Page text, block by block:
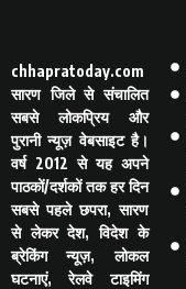
chhapratoday.com
सारण जिले से संचालित
सबसे लोकप्रिय और
पुरानी न्यूज़ वेबसाइट है।
वर्ष 2012 से यह अपने
पाठकों/दर्शकों तक हर दिन
सबसे पहले छपरा, सारण
से लेकर देश, विदेश के
ब्रेकिंग न्यूज़, लोकल
घटनाएं, रेलवे टाइमिंग